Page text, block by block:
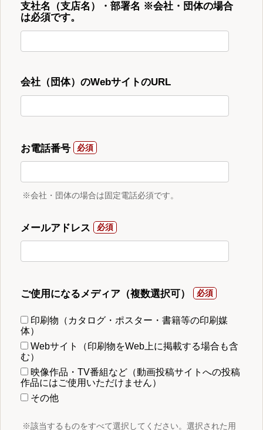
支社名（支店名）・部署名 ※会社・団体の場合
は必須です。
会社（団体）のWebサイトのURL
お電話番号
※会社・団体の場合は固定電話必須です。
メールアドレス
ご使用になるメディア（複数選択可）
印刷物（カタログ・ポスター・書籍等の印刷媒
体）
Webサイト（印刷物をWeb上に掲載する場合も含
む）
映像作品・TV番組など（動画投稿サイトへの投稿
作品にはご使用いただけません）
その他
※該当するものをすべて選択してください。選択された用